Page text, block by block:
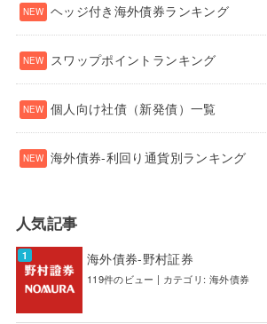
ヘッジ付き海外債券ランキング
スワップポイントランキング
個人向け社債（新発債）一覧
海外債券-利回り通貨別ランキング
人気記事
海外債券-野村証券
119件のビュー | カテゴリ: 海外債券